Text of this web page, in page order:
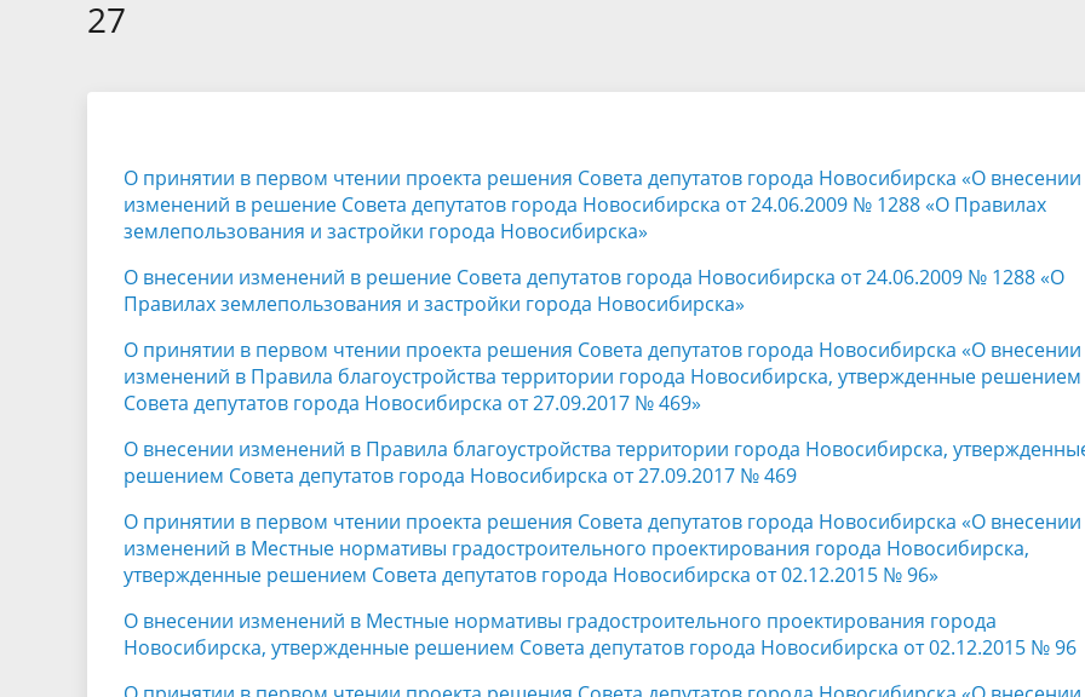
Избирательные округа
Контакты
27
О принятии в первом чтении проекта решения Совета депутатов города Новосибирска «О внесении
изменений в решение Совета депутатов города Новосибирска от 24.06.2009 № 1288 «О Правилах
землепользования и застройки города Новосибирска»
О внесении изменений в решение Совета депутатов города Новосибирска от 24.06.2009 № 1288 «О
Правилах землепользования и застройки города Новосибирска»
О принятии в первом чтении проекта решения Совета депутатов города Новосибирска «О внесении
изменений в Правила благоустройства территории города Новосибирска, утвержденные решением
Совета депутатов города Новосибирска от 27.09.2017 № 469»
О внесении изменений в Правила благоустройства территории города Новосибирска,
решением Совета депутатов города Новосибирска от 27.09.2017 № 469
О принятии в первом чтении проекта решения Совета депутатов города Новосибирска «О внесении
изменений в Местные нормативы градостроительного проектирования города Новосибирска,
утвержденные решением Совета депутатов города Новосибирска от 02.12.2015 № 96»
О внесении изменений в Местные нормативы градостроительного проектирования города
Новосибирска, утвержденные решением Совета депутатов города Новосибирска от 02.12.2015 № 96